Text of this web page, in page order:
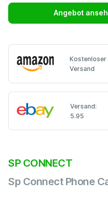
Angebot
Kostenloser
Versand
Versand:
5.95
SP CONNECT
Sp Connect Phone